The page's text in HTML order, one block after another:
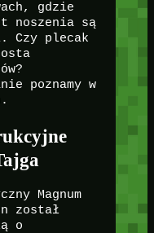
gdzie
noszenia są
Czy plecak
poznamy w
Magnum
został
o